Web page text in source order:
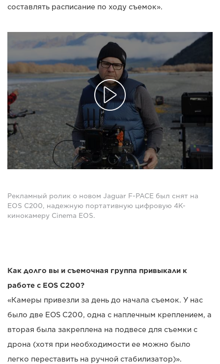
составлять расписание по ходу съемок».
Рекламный ролик о новом Jaguar F-PACE был снят на
EOS C200, надежную портативную цифровую 4K-
кинокамеру Cinema EOS.
Как долго вы и съемочная группа привыкали к
работе с EOS C200?
«Камеры привезли за день до начала съемок. У нас
было две EOS C200, одна с наплечным креплением, а
вторая была закреплена на подвесе для съемки с
дрона (хотя при необходимости ее можно было
легко переставить на ручной стабилизатор)».